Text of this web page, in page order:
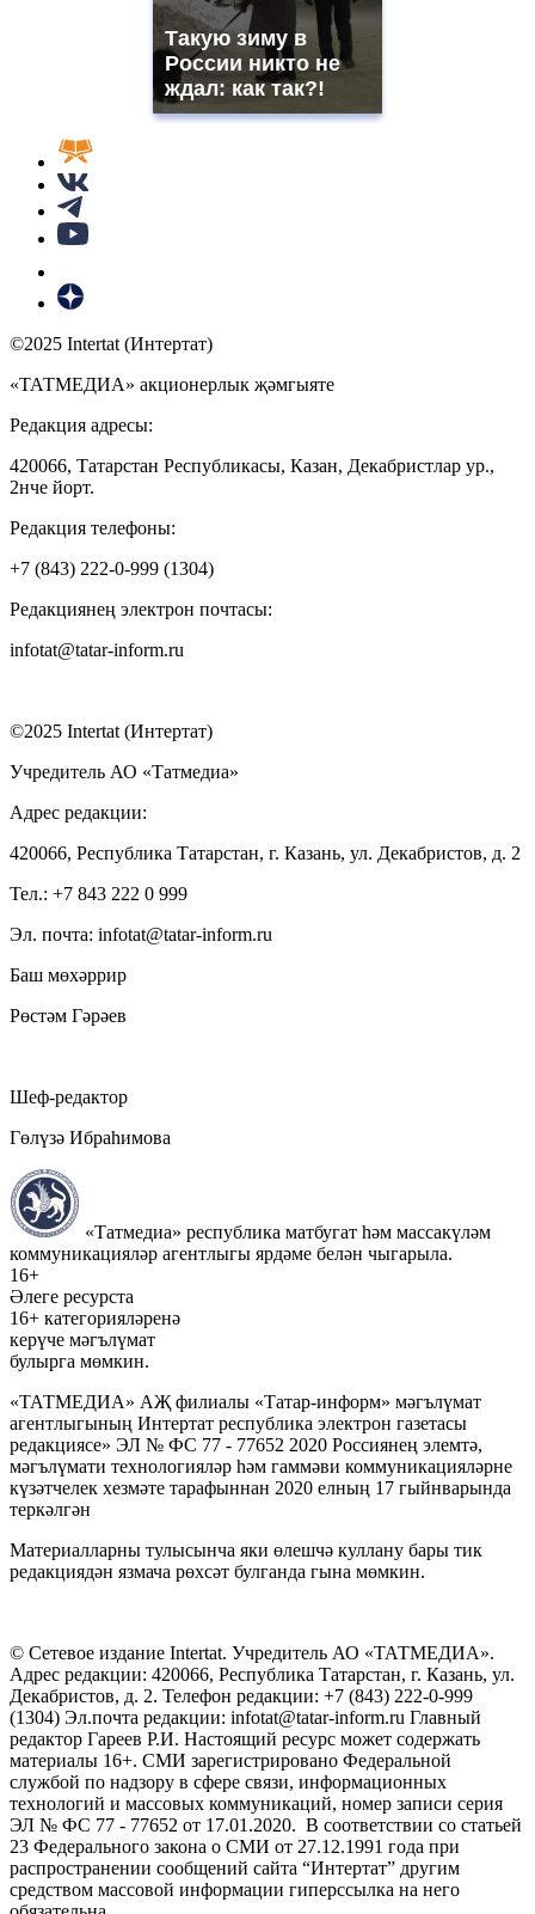
Такую зиму в
России никто не
ждал: как так?!
©2025 Intertat (Интертат)
«ТАТМЕДИА» акционерлык җәмгыяте
Редакция адресы:
420066, Татарстан Республикасы, Казан, Декабристлар ур.,
2нче йорт.
Редакция телефоны:
+7 (843) 222-0-999 (1304)
Редакциянең электрон почтасы:
infotat@tatar-inform.ru
©2025 Intertat (Интертат)
Учредитель АО «Татмедиа»
Адрес редакции:
420066, Республика Татарстан, г. Казань, ул. Декабристов, д. 2
Тел.: +7 843 222 0 999
Эл. почта: infotat@tatar-inform.ru
Баш мөхәррир
Рөстәм Гәрәев
Шеф-редактор
Гөлүзә Ибраһимова
«Татмедиа» республика матбугат һәм массакүләм
коммуникацияләр агентлыгы ярдәме белән чыгарыла.
16+
Әлеге ресурста
16+ категорияләренә
керүче мәгълүмат
булырга мөмкин.
«ТАТМЕДИА» АҖ филиалы «Татар-информ» мәгълүмат
агентлыгының Интертат республика электрон газетасы
редакциясе» ЭЛ № ФС 77 - 77652 2020 Россиянең элемтә,
мәгълүмати технологияләр һәм гаммәви коммуникацияләрне
күзәтчелек хезмәте тарафыннан 2020 елның 17 гыйнварында
теркәлгән
Материалларны тулысынча яки өлешчә куллану бары тик
редакциядән язмача рөхсәт булганда гына мөмкин.
© Сетевое издание Intertat. Учредитель АО «ТАТМЕДИА».
Адрес редакции: 420066, Республика Татарстан, г. Казань, ул.
Декабристов, д. 2. Телефон редакции: +7 (843) 222-0-999
(1304) Эл.почта редакции: infotat@tatar-inform.ru Главный
редактор Гареев Р.И. Настоящий ресурс может содержать
материалы 16+. СМИ зарегистрировано Федеральной
службой по надзору в сфере связи, информационных
технологий и массовых коммуникаций, номер записи серия
ЭЛ № ФС 77 - 77652 от 17.01.2020. В соответствии со статьей
23 Федерального закона о СМИ от 27.12.1991 года при
распространении сообщений сайта “Интертат” другим
средством массовой информации гиперссылка на него